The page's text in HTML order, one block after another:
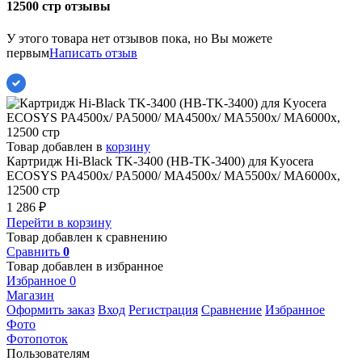
12500 стр отзывы
У этого товара нет отзывов пока, но Вы можете
первымНаписать отзыв
Товар добавлен в корзину
Картридж Hi-Black TK-3400 (HB-TK-3400) для Kyocera
ECOSYS PA4500x/ PA5000/ MA4500x/ MA5500x/ MA6000x,
12500 стр
1 286 ₽
Перейти в корзину
Товар добавлен к сравнению
Сравнить 0
Товар добавлен в избранное
Избранное 0
Магазин
Оформить заказ Вход Регистрация Сравнение Избранное
Фото
Фотопоток
Пользователям